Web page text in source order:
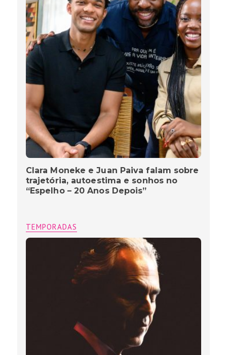
Clara Moneke e Juan Paiva falam sobre
trajetória, autoestima e sonhos no
“Espelho – 20 Anos Depois”
TEMPORADAS